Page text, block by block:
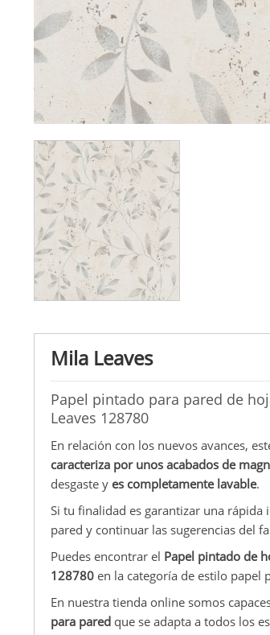
Mila Leaves
Papel pintado para pared de
Leaves 128780
En relación con los nuevos avances,
caracteriza por unos acabados de
desgaste y es completamente lavable.
Si tu finalidad es garantizar una rápida
pared y continuar las sugerencias del
Puedes encontrar el Papel pintado de
128780 en la categoría de estilo papel
En nuestra tienda online somos
para pared que se adapta a todos los